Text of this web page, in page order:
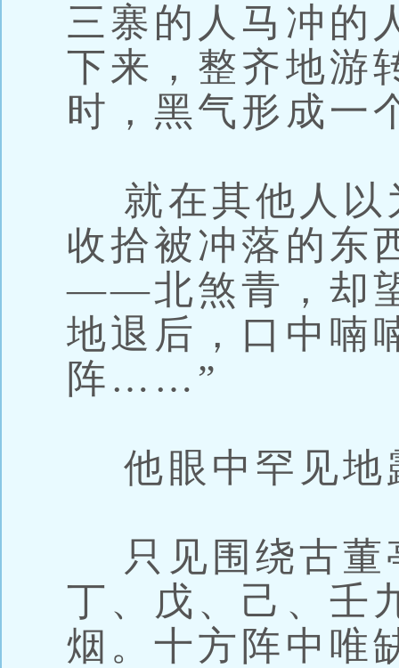
三寨的人马冲的
下来，整齐地游
时，黑气形成一
就在其他人以
收拾被冲落的东
——北煞青，却
地退后，口中喃
阵……”
他眼中罕见地
只见围绕古董
丁、戊、己、壬
烟。十方阵中唯